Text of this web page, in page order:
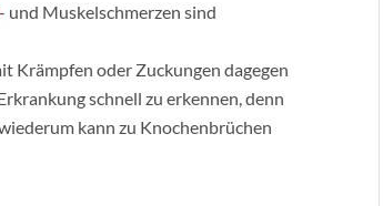
- und Muskelschmerzen sind
Krämpfen oder Zuckungen dagegen
schnell zu erkennen, denn
kann zu Knochenbrüchen